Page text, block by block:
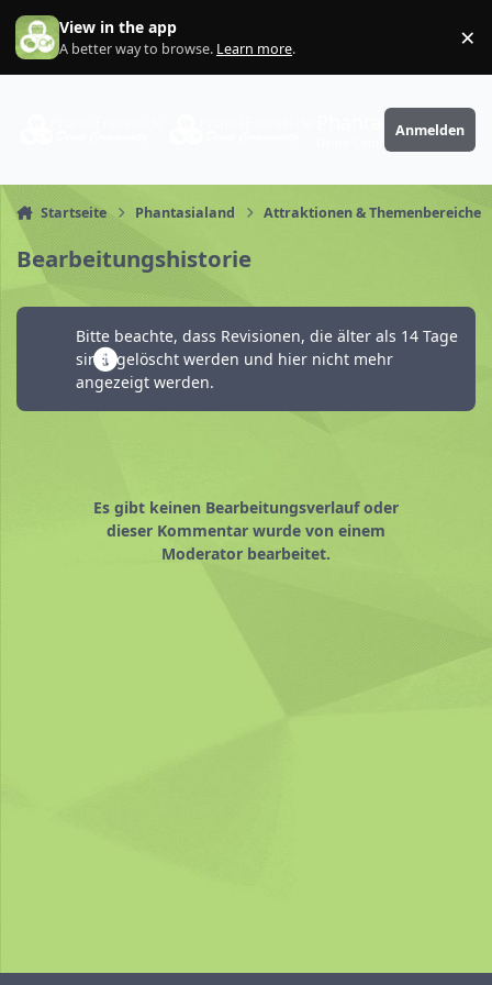
Zum Inhalt springen
View in the app
A better way to browse. Learn more. ×
PhantaFriends.de
Anmelden
Startseite Phantasialand Attraktionen & Themenbereiche
Bearbeitungshistorie
Bitte beachte, dass Revisionen, die älter als 14 Tage
sind, gelöscht werden und hier nicht mehr
angezeigt werden.
Es gibt keinen Bearbeitungsverlauf oder
dieser Kommentar wurde von einem
Moderator bearbeitet.